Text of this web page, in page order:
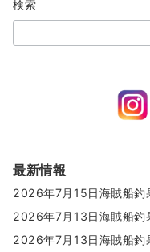
検索
最新情報
2026年7月15日海賊船釣
2026年7月13日海賊船釣
2026年7月13日海賊船釣